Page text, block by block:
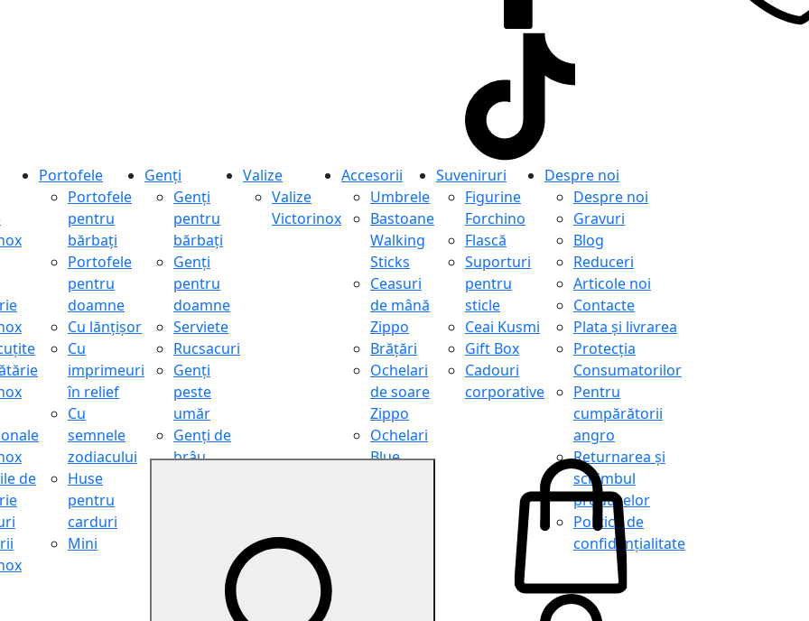
de
Portofele
Portofele
pentru
bărbați
Portofele
pentru
doamne
Cu lănțișor
Cu
imprimeuri
în relief
Cu
semnele
zodiacului
Huse
pentru
carduri
Mini
Genți
Genți
pentru
bărbați
Genți
pentru
doamne
Serviete
Rucsacuri
Genți
peste
umăr
Genți de
brâu
cosmetice
Valize
Valize
Victorinox
Accesorii
Umbrele
Bastoane
Walking
Sticks
Ceasuri
de mână
Zippo
Brățări
Ochelari
de soare
Zippo
Ochelari
Blue
Suveniruri
Figurine
Forchino
Flască
Suporturi
pentru
sticle
Ceai Kusmi
Gift Box
Cadouri
corporative
Despre noi
Despre noi
Gravuri
Blog
Reduceri
Articole noi
Contacte
Plata și livrarea
Protecţia
Consumatorilor
Pentru
cumpărătorii
angro
Returnarea și
schimbul
produselor
Politica de
confidențialitate